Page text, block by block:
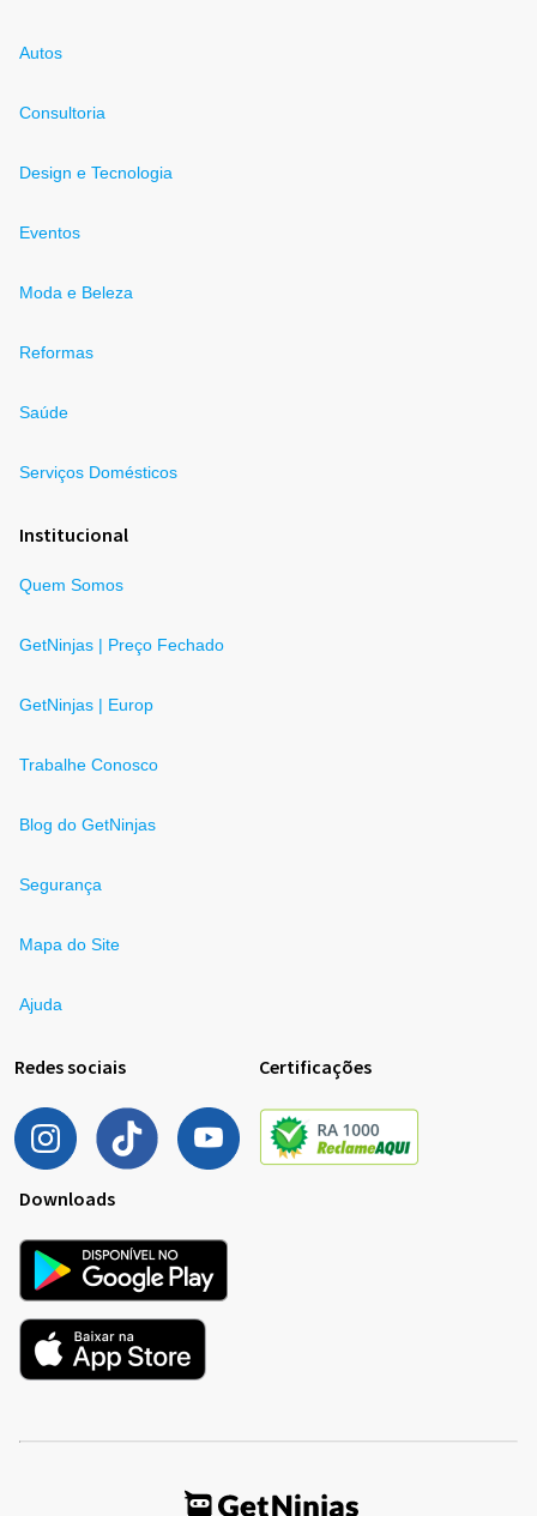
Autos
Consultoria
Design e Tecnologia
Eventos
Moda e Beleza
Reformas
Saúde
Serviços Domésticos
Institucional
Quem Somos
GetNinjas | Preço Fechado
GetNinjas | Europ
Trabalhe Conosco
Blog do GetNinjas
Segurança
Mapa do Site
Ajuda
Redes sociais Certificações
Downloads